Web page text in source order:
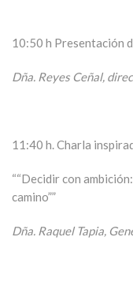
10:50 h Presentación
Dña. Reyes Ceñal,
11:40 h. Charla
““Decidir con
camino””
Dña. Raquel Tapia,